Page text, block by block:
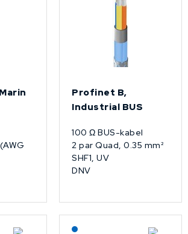
Profinet B,
Industrial BUS
100 Ω BUS-kabel
2 par Quad, 0.35 mm²
SHF1, UV
DNV
Kabel Lagerført: NEK Kabel